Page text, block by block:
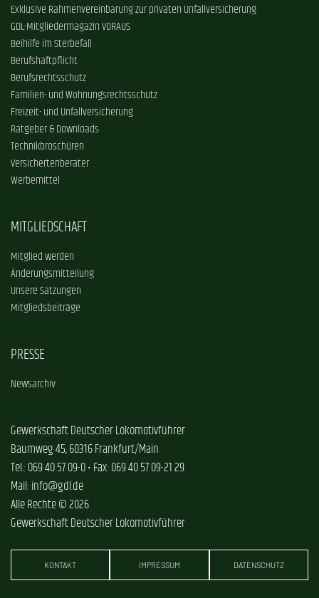
Exklusive Rahmenvereinbarung zur privaten Unfallversicherung
GDL-Mitgliedermagazin VORAUS
Beihilfe im Sterbefall
Berufshaftpflicht
Berufsrechtsschutz
Familien- und Wohnungsrechtsschutz
Freizeit- und Unfallversicherung
Ratgeber & Downloads
Technikbroschüren
Versichertenberater
Werbemittel
MITGLIEDSCHAFT
Mitglied werden
Änderungsmitteilung
Unsere Satzungen
Mitgliedsbeiträge
PRESSE
Newsarchiv
Gewerkschaft Deutscher Lokomotivführer
Baumweg 45, 60316 Frankfurt/Main
Tel.: 069 40 57 09-0 • Fax: 069 40 57 09-21 29
Mail: info@gdl.de
Alle Rechte © 2026
Gewerkschaft Deutscher Lokomotivführer
KONTAKT IMPRESSUM DATENSCHUTZ